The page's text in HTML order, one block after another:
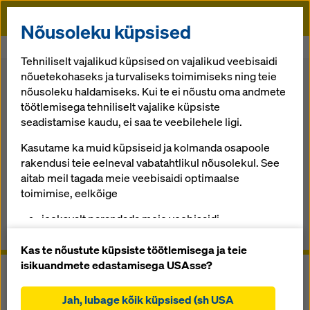
Doka
Doka süsteemi komponendid
Tagasi ülevaate juurde Pood
Puittalad
Praktikas järeleproovitud komponendid paljude Doka
raketisesüsteemide jaoks
Nõusoleku küpsised
Tehniliselt vajalikud küpsised on vajalikud veebisaidi
nõuetekohaseks ja turvaliseks toimimiseks ning teie
nõusoleku haldamiseks. Kui te ei nõustu oma andmete
töötlemisega tehniliselt vajalike küpsiste
seadistamise kaudu, ei saa te veebilehele ligi.
Kasutame ka muid küpsiseid ja kolmanda osapoole
rakendusi teie eelneval vabatahtlikul nõusolekul. See
aitab meil tagada meie veebisaidi optimaalse
toimimise, eelkõige
jooksvalt parandada meie veebisaidi
küpsised),
hõlbustada sujuvat ostuprotsessi Doka veebipoe
küpsised),
Kas te nõustute küpsiste töötlemisega ja teie
isikuandmete edastamisega USAsse?
Jah, lubage kõik küpsised (sh USA